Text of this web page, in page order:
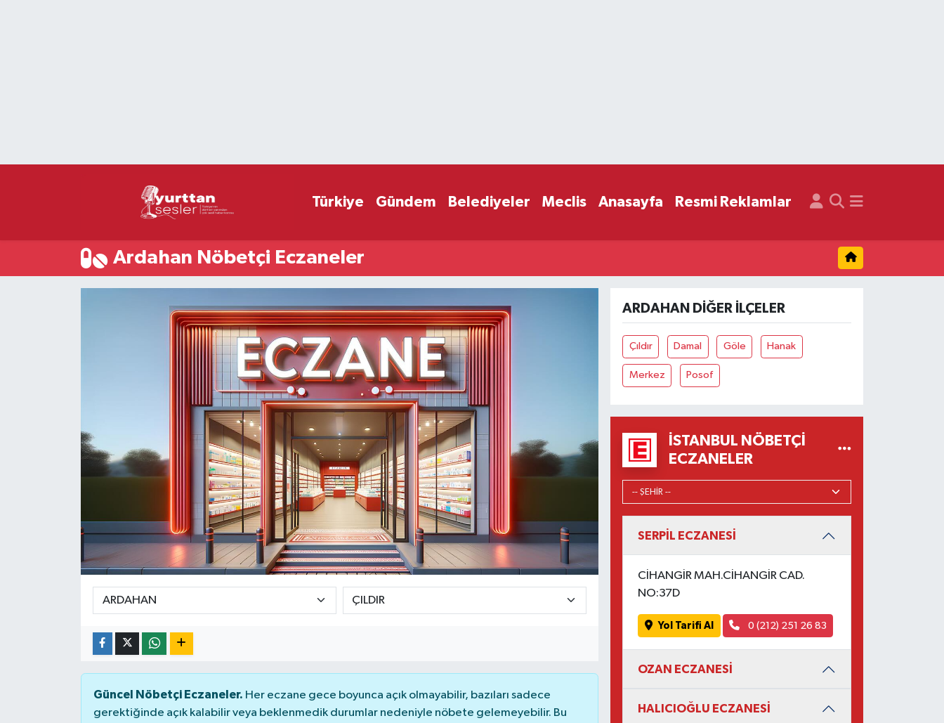
Türkiye Gündem Belediyeler Meclis Anasayfa Resmi Reklamlar
Ardahan Nöbetçi Eczaneler
Güncel Nöbetçi Eczaneler. Her eczane gece boyunca açık olmayabilir, bazıları sadece
gerektiğinde açık kalabilir veya beklenmedik durumlar nedeniyle nöbete gelemeyebilir. Bu
ARDAHAN DIĞER İLÇELER
Çıldır Damal Göle Hanak
Merkez Posof
İSTANBUL NÖBETÇI
ECZANELER
SERPİL ECZANESİ
CİHANGİR MAH.CİHANGİR CAD.
NO:37D
Yol Tarifi Al 0 (212) 251 26 83
OZAN ECZANESİ
HALICIOĞLU ECZANESİ
Süper Lig Puan Durumu ve Fikstür
Son Dakika Haberleri